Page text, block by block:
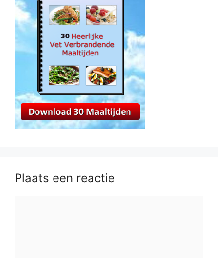
Plaats een reactie